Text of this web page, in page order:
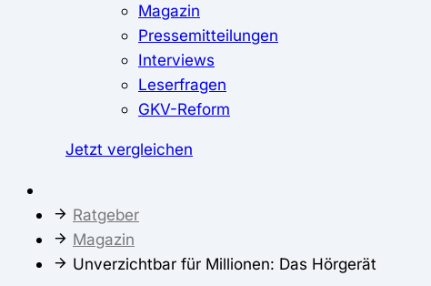
Magazin
Pressemitteilungen
Interviews
Leserfragen
GKV-Reform
Jetzt vergleichen
Ratgeber
Magazin
Unverzichtbar für Millionen: Das Hörgerät